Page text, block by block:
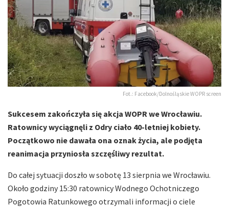
Fot.: Facebook/Dolnośląskie WOPR screen
Sukcesem zakończyła się akcja WOPR we Wrocławiu.
Ratownicy wyciągnęli z Odry ciało 40-letniej kobiety.
Początkowo nie dawała ona oznak życia, ale podjęta
reanimacja przyniosła szczęśliwy rezultat.
Do całej sytuacji doszło w sobotę 13 sierpnia we Wrocławiu.
Około godziny 15:30 ratownicy Wodnego Ochotniczego
Pogotowia Ratunkowego otrzymali informacji o ciele